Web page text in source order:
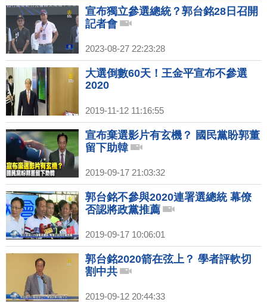
宣布獨立參選總統？郭台銘28日召開
記者會
2023-08-27 22:23:28
大選倒數60天！王金平宣布不參選
2020
2019-11-12 11:16:55
宣布棄選影片有玄機？ 國民黨盼郭董
留下助韓
2019-09-17 21:03:32
郭台銘不參與2020連署選總統 幕僚
否認將政黨推薦
2019-09-17 10:06:01
郭台銘2020箭在弦上？ 學者評軟切
割中共
2019-09-12 20:44:33